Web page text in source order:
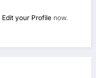
Edit your Profile now.